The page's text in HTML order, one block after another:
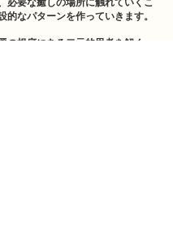
必要な癒しの場所に触れていくこ
的なパターンを作っていきます。
の根底にある二元的思考を解く